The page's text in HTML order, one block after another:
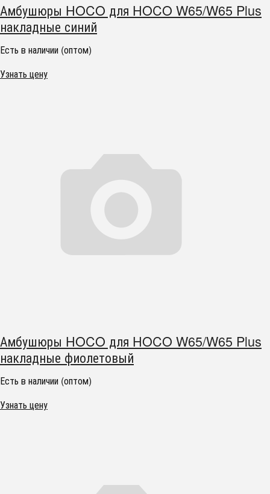
Амбушюры HOCO для HOCO W65/W65 Plus
накладные синий
Есть в наличии (оптом)
Узнать цену
Амбушюры HOCO для HOCO W65/W65 Plus
накладные фиолетовый
Есть в наличии (оптом)
Узнать цену